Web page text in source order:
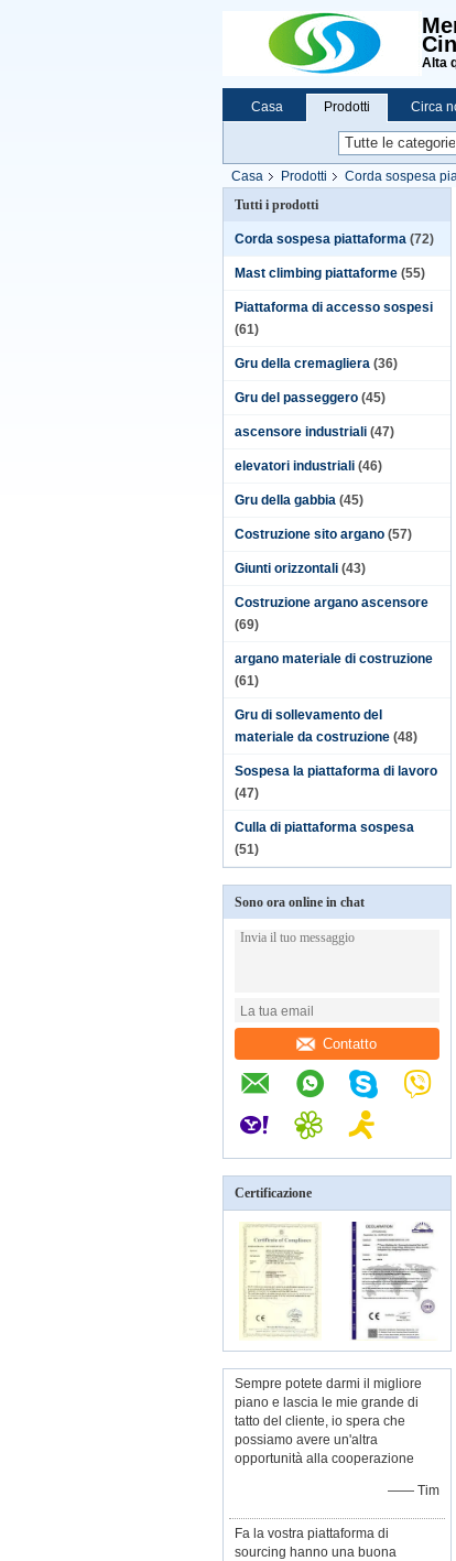
Alta
Casa Prodotti Circa
Casa Prodotti Corda sospesa
Tutti i prodotti
Corda sospesa piattaforma (72)
Mast climbing piattaforme (55)
Piattaforma di accesso sospesi
(61)
Gru della cremagliera (36)
Gru del passeggero (45)
ascensore industriali (47)
elevatori industriali (46)
Gru della gabbia (45)
Costruzione sito argano (57)
Giunti orizzontali (43)
Costruzione argano ascensore
(69)
argano materiale di costruzione
(61)
Gru di sollevamento del
materiale da costruzione (48)
Sospesa la piattaforma di lavoro
(47)
Culla di piattaforma sospesa
(51)
Sono ora online in chat
Contatto
Certificazione
Sempre potete darmi il migliore
piano e lascia le mie grande di
tatto del cliente, io spera che
possiamo avere un'altra
opportunità alla cooperazione
—— Tim
Fa la vostra piattaforma di
sourcing hanno una buona